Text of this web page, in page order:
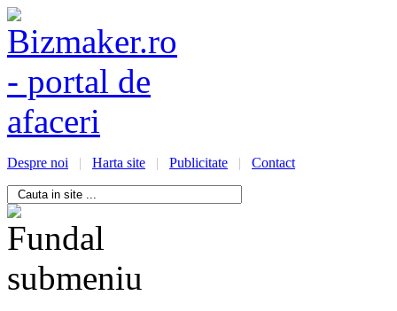
Despre noi | Harta site | Publicitate | Contact
oportunitati-